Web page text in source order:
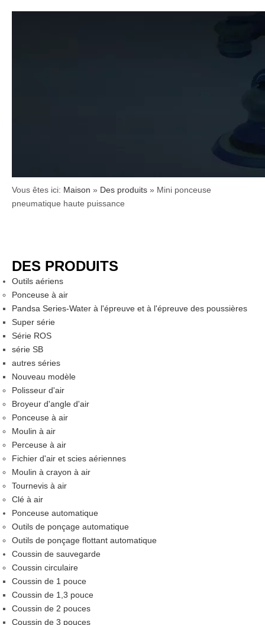
Vous êtes ici: Maison » Des produits » Mini ponceuse
pneumatique haute puissance
DES PRODUITS
Outils aériens
Ponceuse à air
Pandsa Series-Water à l'épreuve et à l'épreuve des poussières
Super série
Série ROS
série SB
autres séries
Nouveau modèle
Polisseur d'air
Broyeur d'angle d'air
Ponceuse à air
Moulin à air
Perceuse à air
Fichier d'air et scies aériennes
Moulin à crayon à air
Tournevis à air
Clé à air
Ponceuse automatique
Outils de ponçage automatique
Outils de ponçage flottant automatique
Coussin de sauvegarde
Coussin circulaire
Coussin de 1 pouce
Coussin de 1,3 pouce
Coussin de 2 pouces
Coussin de 3 pouces